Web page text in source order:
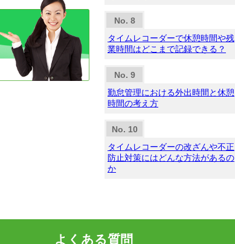
タイムレコーダーで休憩時間や残
業時間はどこまで記録できる？
勤怠管理における外出時間と休憩
時間の考え方
タイムレコーダーの改ざんや不正
防止対策にはどんな方法があるの
か
よくある質問